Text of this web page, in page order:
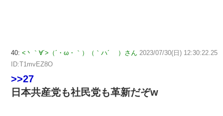
40: <丶｀∀´>（´・ω・｀）（｀ハ´ ）さん 2023/07/30(日) 12:30:22.25
ID:T1mvEZ8O
>>27
日本共産党も社民党も革新だぞw